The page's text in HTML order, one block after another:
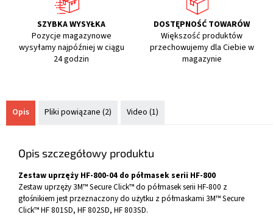
SZYBKA WYSYŁKA
Pozycje magazynowe
wysyłamy najpóźniej w ciągu
24 godzin
DOSTĘPNOŚĆ TOWARÓW
Większość produktów
przechowujemy dla Ciebie w
magazynie
Opis Pliki powiązane (2) Video (1)
Opis szczegółowy produktu
Zestaw uprzęży HF-800-04 do półmasek serii HF-800
Zestaw uprzęży 3M™ Secure Click™ do półmasek serii HF-800 z
głośnikiem jest przeznaczony do użytku z półmaskami 3M™ Secure
Click™ HF 801SD, HF 802SD, HF 803SD.